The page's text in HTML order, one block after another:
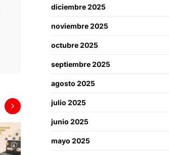
diciembre 2025
noviembre 2025
octubre 2025
septiembre 2025
agosto 2025
julio 2025
junio 2025
mayo 2025